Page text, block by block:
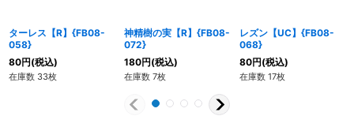
ターレス【R】{FB08-
058}
80円(税込)
在庫数 33枚
神精樹の実【R】{FB08-
072}
180円(税込)
在庫数 7枚
レズン【UC】{FB08-
068}
80円(税込)
在庫数 17枚